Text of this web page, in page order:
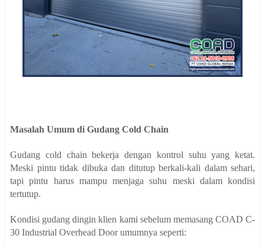
Masalah Umum di Gudang Cold Chain
Gudang cold chain bekerja dengan kontrol suhu yang ketat.
Meski pintu tidak dibuka dan ditutup berkali-kali dalam sehari,
tapi pintu harus mampu menjaga suhu meski dalam kondisi
tertutup.
Kondisi gudang dingin klien kami sebelum memasang COAD C-
30 Industrial Overhead Door umumnya seperti: